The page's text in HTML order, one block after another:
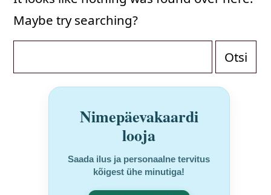
Maybe try searching?
Nimepäevakaardi
looja
Saada ilus ja personaalne tervitus
kõigest ühe minutiga!